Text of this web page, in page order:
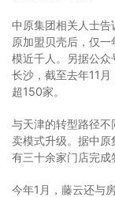
中原集团相关人士
原加盟贝壳后，仅
模近千人。另据公众
长沙，截至去年11
超150家。
与天津的转型路径
卖模式升级。据中
有三十余家门店完成
今年1月，藤云还与